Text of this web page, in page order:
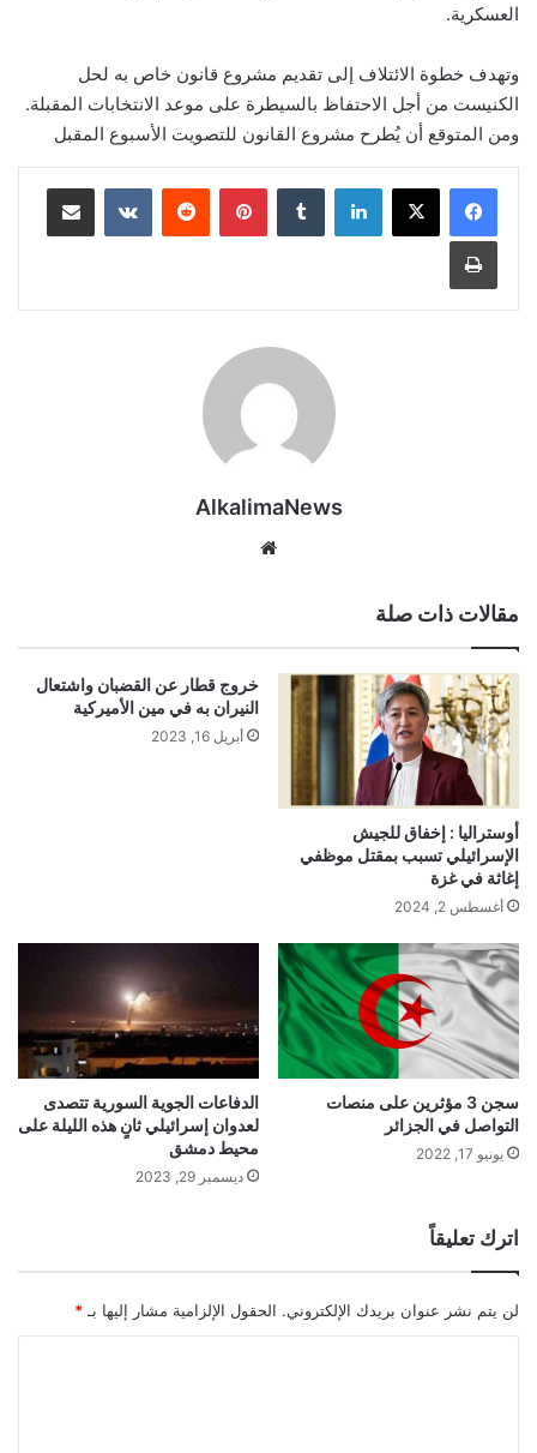
العسكرية.
وتهدف خطوة الائتلاف إلى تقديم مشروع قانون خاص به لحل
الكنيست من أجل الاحتفاظ بالسيطرة على موعد الانتخابات المقبلة.
ومن المتوقع أن يُطرح مشروع القانون للتصويت الأسبوع المقبل
لينكدإن بينتيريست
AlkalimaNews
مقالات ذات صلة
أوستراليا : إخفاق للجيش
الإسرائيلي تسبب بمقتل موظفي
إغاثة في غزة
أغسطس 2, 2024
خروج قطار عن القضبان واشتعال
النيران به في مين الأميركية
أبريل 16, 2023
سجن 3 مؤثرين على منصات
التواصل في الجزائر
يونيو 17, 2022
الدفاعات الجوية السورية تتصدى
لعدوان إسرائيلي ثانٍ هذه الليلة على
محيط دمشق
ديسمبر 29, 2023
اترك تعليقاً
لن يتم نشر عنوان بريدك الإلكتروني. الحقول الإلزامية مشار إليها بـ *